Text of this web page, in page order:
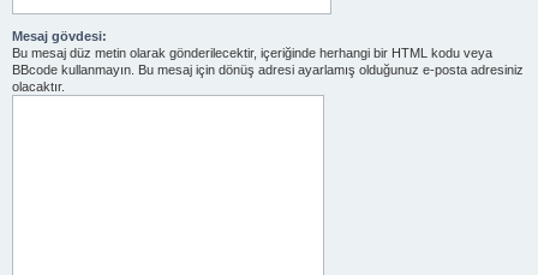
Mesaj gövdesi:
Bu mesaj düz metin olarak gönderilecektir, içeriğinde herhangi bir HTML kodu veya
BBcode kullanmayın. Bu mesaj için dönüş adresi ayarlamış olduğunuz e-posta adresiniz
olacaktır.